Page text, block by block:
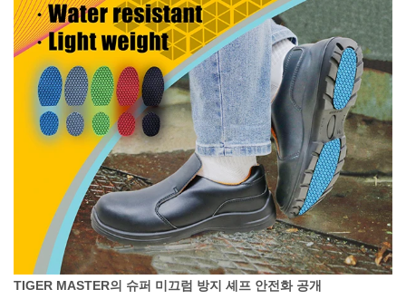
TIGER MASTER의 슈퍼 미끄럼 방지 셰프 안전화 공개